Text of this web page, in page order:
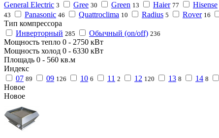
General Electric 3 Gree 30 Green 13 Haier 77 Hisense
43 Panasonic 46 Quattroclima 10 Radius 5 Rover 16
Тип компрессора
Инверторный 285 Обычный (on/off) 236
Мощность тепло 0 - 2750 кВт
Мощность холод 0 - 6330 кВт
Площадь 0 - 560 кв.м
Индекс
07 89 09 126 10 6 11 2 12 120 13 8 14 8
Новое
Новое